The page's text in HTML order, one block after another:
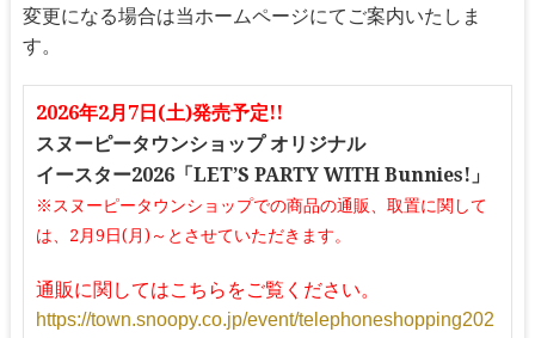
変更になる場合は当ホームページにてご案内いたしま
す。
2026年2月7日(土)発売予定!!
スヌーピータウンショップ オリジナル
イースター2026「LET’S PARTY WITH Bunnies!」
※スヌーピータウンショップでの商品の通販、取置に関して
は、2月9日(月)～とさせていただきます。
通販に関してはこちらをご覧ください。
https://town.snoopy.co.jp/event/telephoneshopping202